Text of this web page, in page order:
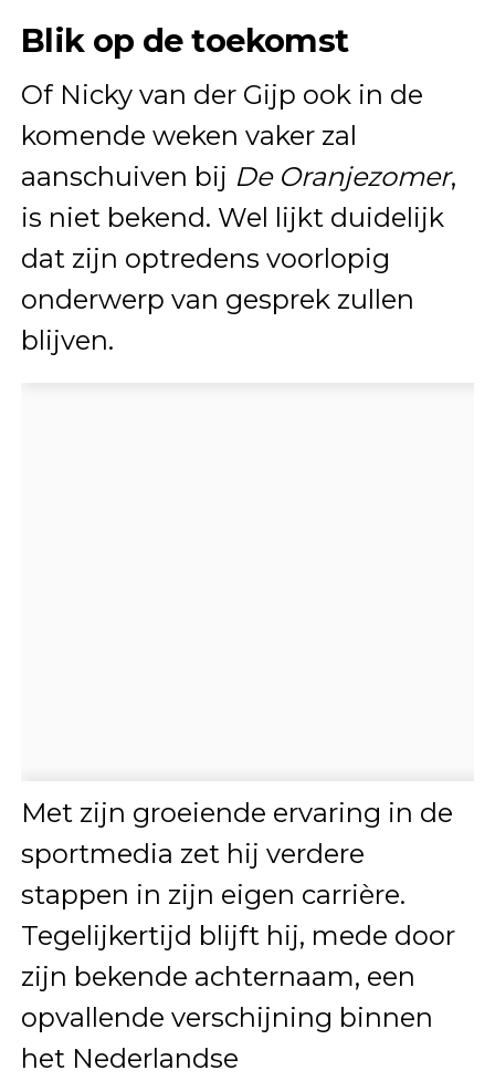
Blik op de toekomst
Of Nicky van der Gijp ook in de
komende weken vaker zal
aanschuiven bij De Oranjezomer,
is niet bekend. Wel lijkt duidelijk
dat zijn optredens voorlopig
onderwerp van gesprek zullen
blijven.
Met zijn groeiende ervaring in de
sportmedia zet hij verdere
stappen in zijn eigen carrière.
Tegelijkertijd blijft hij, mede door
zijn bekende achternaam, een
opvallende verschijning binnen
het Nederlandse